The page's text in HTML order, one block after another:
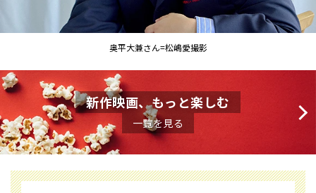
奥平大兼さん=松嶋愛撮影
新作映画、もっと楽しむ
一覧を見る